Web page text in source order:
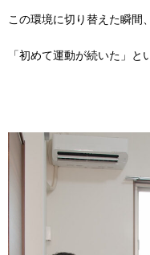
この環境に切り替えた瞬間、
「初めて運動が続いた」